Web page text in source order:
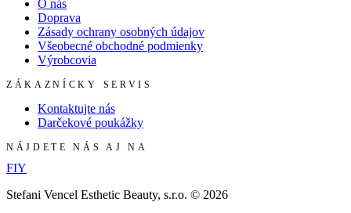
O nás
Doprava
Zásady ochrany osobných údajov
Všeobecné obchodné podmienky
Výrobcovia
ZÁKAZNÍCKY SERVIS
Kontaktujte nás
Darčekové poukážky
NÁJDETE NÁS AJ NA
FIY
Stefani Vencel Esthetic Beauty, s.r.o. © 2026